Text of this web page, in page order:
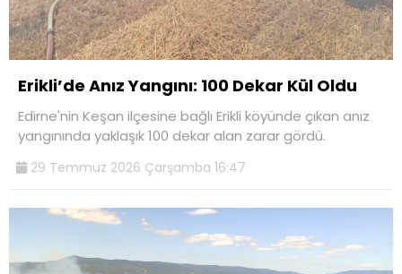
Erikli’de Anız Yangını: 100 Dekar Kül Oldu
Edirne'nin Keşan ilçesine bağlı Erikli köyünde çıkan anız
yangınında yaklaşık 100 dekar alan zarar gördü.
29 Temmuz 2026 Çarşamba 16:47